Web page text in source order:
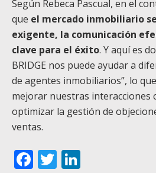
Según Rebeca Pascual, en el
que el mercado inmobiliario
exigente, la comunicación
clave para el éxito. Y aquí es
BRIDGE nos puede ayudar a
de agentes inmobiliarios”, lo
mejorar nuestras interacciones
optimizar la gestión de
ventas.
Facebook
Twitter